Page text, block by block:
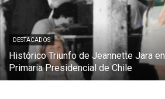
DESTACADOS
Histórico Triunfo de Jeannette Jara en
Primaria Presidencial de Chile